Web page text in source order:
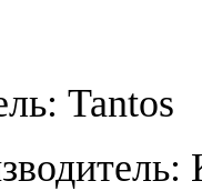
Tantos